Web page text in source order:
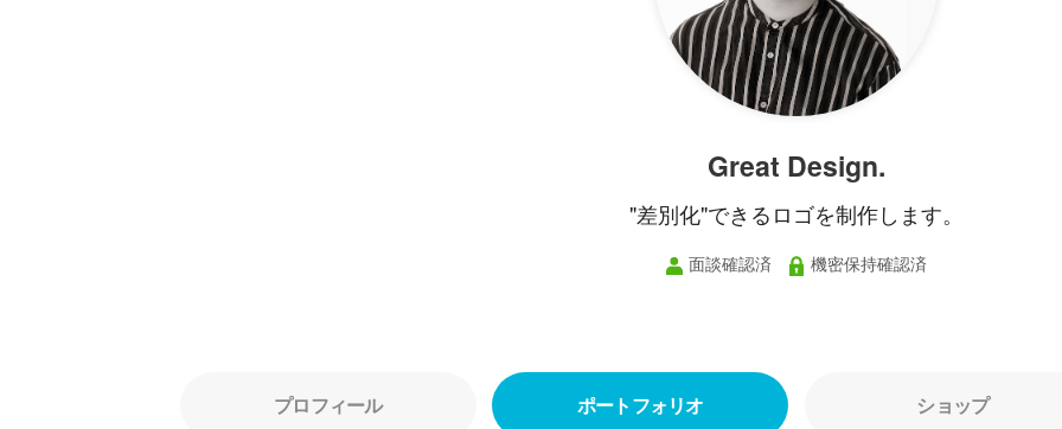
Great Design.
"差別化"できるロゴを制作します。
面談確認済 機密保持確認済
プロフィール ポートフォリオ ショップ